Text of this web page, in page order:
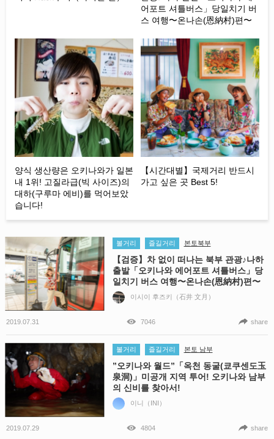
어포트 셔틀버스」당일치기 버
스 여행〜온나손(恩納村)편〜
양식 생산량은 오키나와가 일본
내 1위! 고질라급(빅 사이즈)의
대하(구루마 에비)를 먹어보았
습니다!
【시간대별】국제거리 반드시
가고 싶은 곳 Best 5!
볼거리 즐길거리 본토북부
【검증】차 없이 떠나는 북부 관광♪나하
출발「오키나와 에어포트 셔틀버스」당
일치기 버스 여행〜온나손(恩納村)편〜
이시이 후즈키（石井 文月）
2019.07.31 7046 share
볼거리 즐길거리 본토 남부
”오키나와 월드”「옥천 동굴(쿄쿠센도玉
泉洞)」미공개 지역 투어! 오키나와 남부
의 신비를 찾아서!
이니（INI）
2019.07.29 4804 share